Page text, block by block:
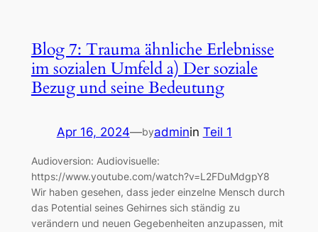
Blog 7: Trauma ähnliche Erlebnisse
im sozialen Umfeld a) Der soziale
Bezug und seine Bedeutung
Apr 16, 2024—byadminin Teil 1
Audioversion: Audiovisuelle:
https://www.youtube.com/watch?v=L2FDuMdgpY8
Wir haben gesehen, dass jeder einzelne Mensch durch
das Potential seines Gehirnes sich ständig zu
verändern und neuen Gegebenheiten anzupassen, mit